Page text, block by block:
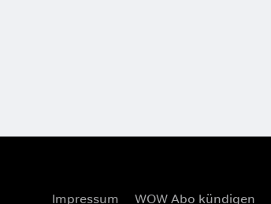
Impressum WOW Abo kündigen